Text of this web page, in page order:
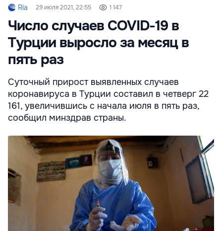
Ria 29 июля 2021, 22:55 1 147
Число случаев COVID-19 в
Турции выросло за месяц в
пять раз
Суточный прирост выявленных случаев
коронавируса в Турции составил в четверг 22
161, увеличившись с начала июля в пять раз,
сообщил минздрав страны.